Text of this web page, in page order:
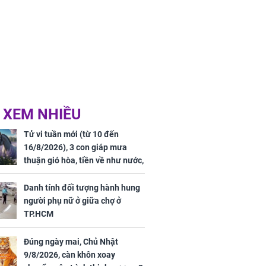
NHIỀU
Tử vi tuần mới (từ 10 đến
16/8/2026), 3 con giáp mưa
thuận gió hòa, tiền về như nước,
bạc vàng dư dả, Phú Quý Vinh
Hoa, vận trình khai sáng
Danh tính đối tượng hành hung
người phụ nữ ở giữa chợ ở
TP.HCM
Đúng ngày mai, Chủ Nhật
9/8/2026, càn khôn xoay